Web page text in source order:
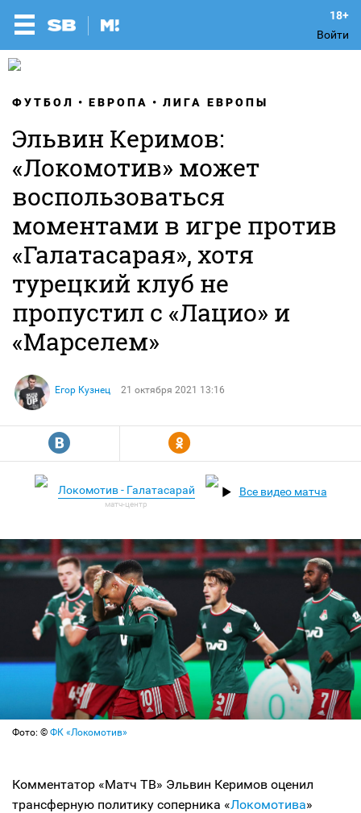
Войти
ФУТБОЛ ЕВРОПА ЛИГА ЕВРОПЫ
Эльвин Керимов:
«Локомотив» может
воспользоваться
моментами в игре против
«Галатасарая», хотя
турецкий клуб не
пропустил с «Лацио» и
«Марселем»
Егор Кузнец 21 октября 2021 13:16
R Y
Локомотив - Галатасарай Все видео матча
Фото: © ФК «Локомотив»
Комментатор «Матч ТВ» Эльвин Керимов оценил
трансферную политику соперника «Локомотива»